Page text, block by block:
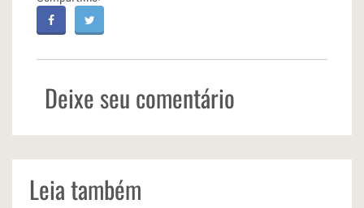
Deixe seu comentário
Leia também